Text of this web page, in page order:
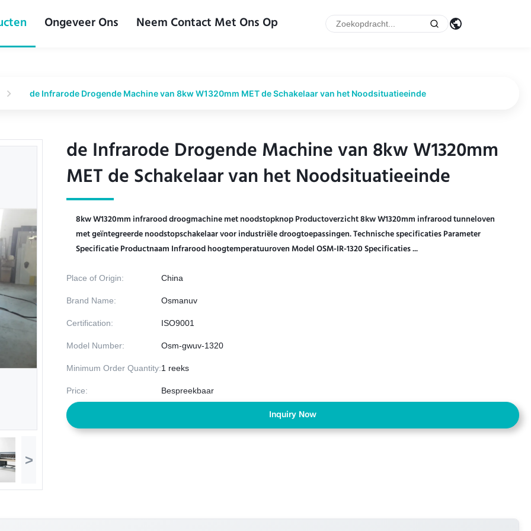
Ongeveer Ons Neem Contact Met Ons Op
de Infrarode Drogende Machine van 8kw W1320mm MET de Schakelaar van het Noodsituatieeinde
>
de Infrarode Drogende Machine van 8kw W1320mm
MET de Schakelaar van het Noodsituatieeinde
de Infrarode Drogende Machine van 8kw W1320mm
MET de Schakelaar van het Noodsituatieeinde
8kw W1320mm infrarood droogmachine met noodstopknop Productoverzicht 8kw W1320mm infrarood tunneloven
met geïntegreerde noodstopschakelaar voor industriële droogtoepassingen. Technische specificaties Parameter
Specificatie Productnaam Infrarood hoogtemperatuuroven Model OSM-IR-1320 Specificaties ...
Place of Origin: China
Brand Name: Osmanuv
Certification: ISO9001
Model Number: Osm-gwuv-1320
Minimum Order Quantity:1 reeks
Price: Bespreekbaar
Inquiry Now